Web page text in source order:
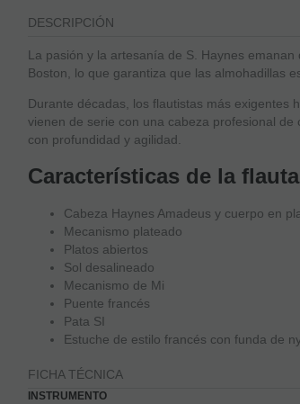
DESCRIPCIÓN
La pasión y la artesanía de S. Haynes
Boston, lo que garantiza que las almohadillas
Durante décadas, los flautistas más exigentes
vienen de serie con una cabeza profesional
con profundidad y agilidad.
Características de la
Cabeza Haynes Amadeus y cuerpo en
Mecanismo plateado
Platos abiertos
Sol desalineado
Mecanismo de Mi
Puente francés
Pata SI
Estuche de estilo francés con funda de
FICHA TÉCNICA
INSTRUMENTO